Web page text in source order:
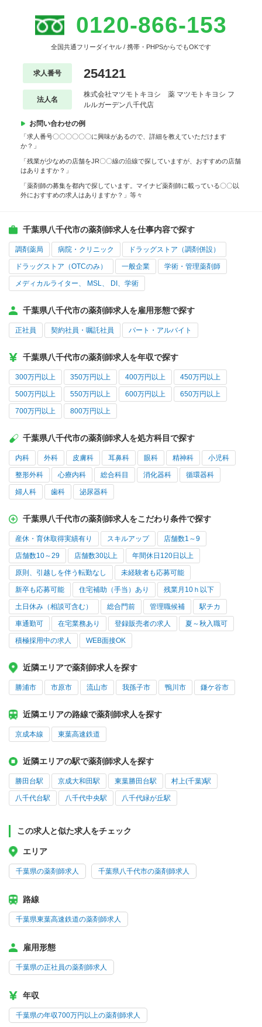
0120-866-153
全国共通フリーダイヤル / 携帯・PHPSからでもOKです
求人番号 254121
法人名
株式会社マツモトキヨシ 薬 マツモトキヨシ フ
ルルガーデン八千代店
お問い合わせの例
「求人番号〇〇〇〇〇〇に興味があるので、詳細を教えていただけます
か？」
「残業が少なめの店舗をJR〇〇線の沿線で探していますが、おすすめの店舗
はありますか？」
「薬剤師の募集を都内で探しています。マイナビ薬剤師に載っている〇〇以
外におすすめの求人はありますか？」等々
千葉県八千代市の薬剤師求人を仕事内容で探す
調剤薬局 病院・クリニック ドラッグストア（調剤併設）
ドラッグストア（OTCのみ） 一般企業 学術・管理薬剤師
メディカルライター、 MSL、 DI、学術
千葉県八千代市の薬剤師求人を雇用形態で探す
正社員 契約社員・嘱託社員 パート・アルバイト
千葉県八千代市の薬剤師求人を年収で探す
300万円以上 350万円以上 400万円以上 450万円以上
500万円以上 550万円以上 600万円以上 650万円以上
700万円以上 800万円以上
千葉県八千代市の薬剤師求人を処方科目で探す
内科 外科 皮膚科 耳鼻科 眼科 精神科 小児科
整形外科 心療内科 総合科目 消化器科 循環器科
婦人科 歯科 泌尿器科
千葉県八千代市の薬剤師求人をこだわり条件で探す
産休・育休取得実績有り スキルアップ 店舗数1～9
店舗数10～29 店舗数30以上 年間休日120日以上
原則、引越しを伴う転勤なし 未経験者も応募可能
新卒も応募可能 住宅補助（手当）あり 残業月10ｈ以下
土日休み（相談可含む） 総合門前 管理職候補 駅チカ
車通勤可 在宅業務あり 登録販売者の求人 夏～秋入職可
積極採用中の求人 WEB面接OK
近隣エリアで薬剤師求人を探す
勝浦市 市原市 流山市 我孫子市 鴨川市 鎌ケ谷市
近隣エリアの路線で薬剤師求人を探す
京成本線 東葉高速鉄道
近隣エリアの駅で薬剤師求人を探す
勝田台駅 京成大和田駅 東葉勝田台駅 村上(千葉)駅
八千代台駅 八千代中央駅 八千代緑が丘駅
この求人と似た求人をチェック
エリア
千葉県の薬剤師求人 千葉県八千代市の薬剤師求人
路線
千葉県東葉高速鉄道の薬剤師求人
雇用形態
千葉県の正社員の薬剤師求人
年収
千葉県の年収700万円以上の薬剤師求人